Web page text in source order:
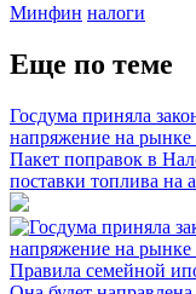
Минфин налоги
Еще по теме
Госдума приняла
напряжение на рынке
Пакет поправок в
поставки топлива на
Правила семейной